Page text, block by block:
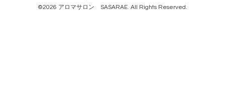
©2026 アロマサロン SASARAE. All Rights Reserved.